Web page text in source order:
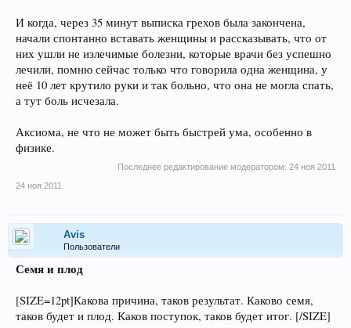
И когда, через 35 минут выписка грехов была закончена,
начали спонтанно вставать женщины и рассказывать, что от
них ушли не излечимые болезни, которые врачи без успешно
лечили, помню сейчас только что говорила одна женщина, у
неё 10 лет крутило руки и так больно, что она не могла спать,
а тут боль исчезала.
Аксиома, не что не может быть быстрей ума, особенно в
физике.
Последнее редактирование модератором: 24 ноя 2011
24 ноя 2011
Avis
Пользователи
Семя и плод
[SIZE=12pt]Какова причина, таков результат. Каково семя,
таков будет и плод. Каков поступок, таков будет итог. [/SIZE]